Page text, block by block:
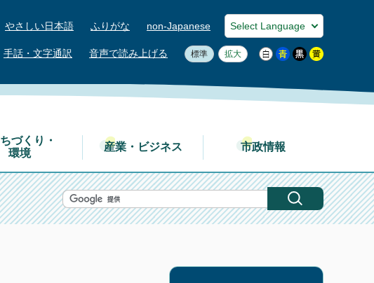
やさしい日本語 ふりがな non-Japanese
手話・文字通訳 音声で読み上げる 標準 拡大
まちづくり・
環境
産業・ビジネス 市政情報